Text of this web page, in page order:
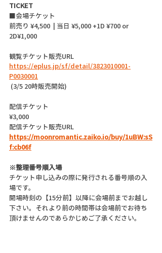
TICKET
■会場チケット
前売り ¥4,500  | 当日 ¥5,000 +1D ¥700 or
2D¥1,000
観覧チケット販売URL
https://eplus.jp/sf/detail/3823010001-
P0030001
(3/5 20時販売開始)
配信チケット
¥3,000
配信チケット販売URL
https://moonromantic.zaiko.io/buy/1uBW:sS
f:cb06f
※整理番号順入場
チケット申し込みの際に発行される番号順の入
場です。
開場時刻の【15分前】以降に会場前までお越し
下さい。それより前の時間帯は会場前でお待ち
頂けませんのであらかじめご了承ください。